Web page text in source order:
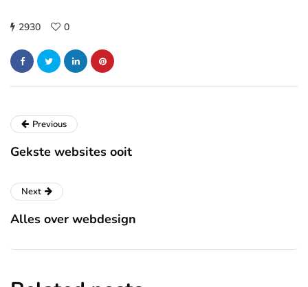
2930 0
Previous
Gekste websites ooit
Next
Alles over webdesign